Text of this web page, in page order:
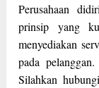
Perusahaan
prinsip yang
menyediakan
pada
Silahkan